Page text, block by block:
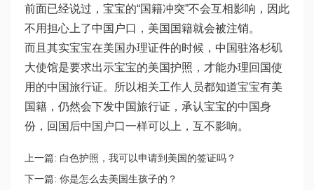
前面已经说过，宝宝的“国籍冲突”不会互相影响，因此
不用担心上了中国户口，美国国籍就会被注销。
而且其实宝宝在美国办理证件的时候，中国驻洛杉矶
大使馆是要求出示宝宝的美国护照，才能办理回国使
用的中国旅行证。所以相关工作人员都知道宝宝有美
国籍，仍然会下发中国旅行证，承认宝宝的中国身
份，回国后中国户口一样可以上，互不影响。
上一篇: 白色护照，我可以申请到美国的签证吗？
下一篇: 你是怎么去美国生孩子的？